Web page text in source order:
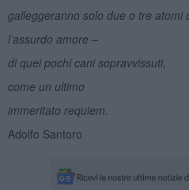
galleggeranno solo due o tre atomi
l’assurdo amore –
di quei pochi cani sopravvissuti,
come un ultimo
immeritato requiem.
Adolfo Santoro